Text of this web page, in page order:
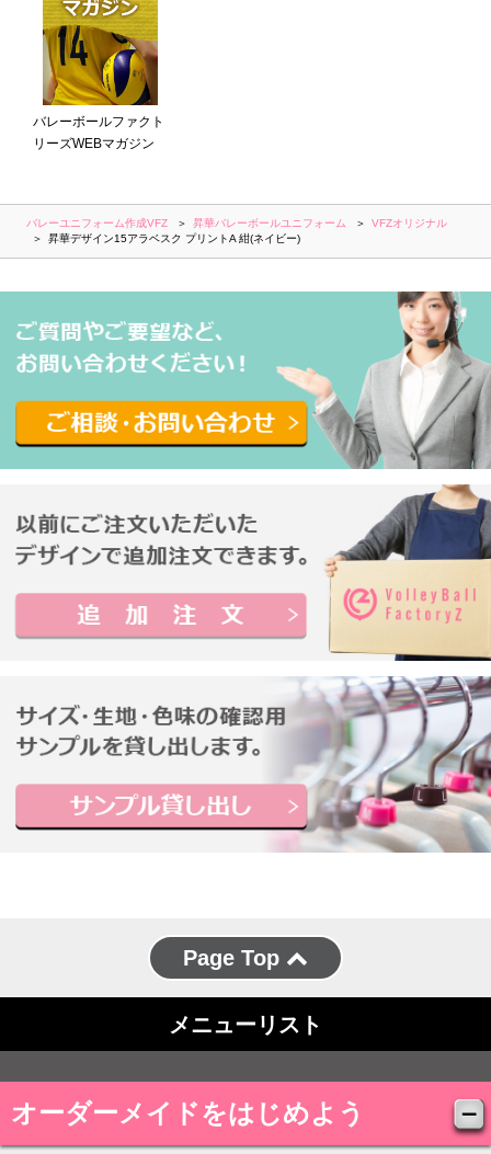
バレーボールファクト
リーズWEBマガジン
バレーユニフォーム作成VFZ 昇華バレーボールユニフォーム
VFZオリジナル
昇華デザイン15アラベスク プリントA 紺(ネイビー)
Page Top
メニューリスト
オーダーメイドをはじめよう